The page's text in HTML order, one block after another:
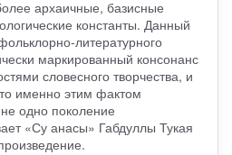
архаичные, базисные
константы. Данный
литературного
маркированный консонанс
словесного творчества, и
именно этим фактом
одно поколение
«Су анасы» Габдуллы Тукая